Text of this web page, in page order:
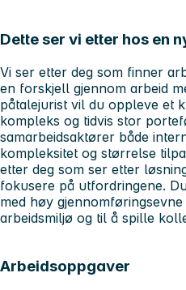
Dette ser vi etter hos en
Vi ser etter deg som finner
en forskjell gjennom arbeid
påtalejurist vil du oppleve et
kompleks og tidvis stor
samarbeidsaktører både
kompleksitet og størrelse
etter deg som ser etter
fokusere på utfordringene.
med høy
arbeidsmiljø og til å spille
Arbeidsoppgaver